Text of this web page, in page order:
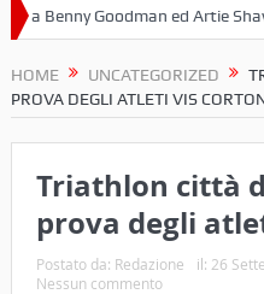
Benny Goodman ed Artie Shaw
HOME UNCATEGORIZED
PROVA DEGLI ATLETI VIS
Triathlon città
prova degli
Postato da: Redazione il: 26
Nessun commento